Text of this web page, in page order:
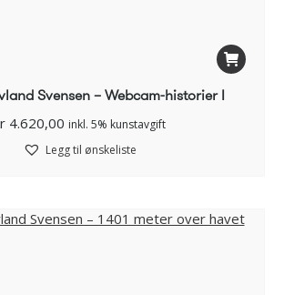
Svensen – Webcam-historier I
4.620,00 inkl. 5% kunstavgift
Legg til ønskeliste